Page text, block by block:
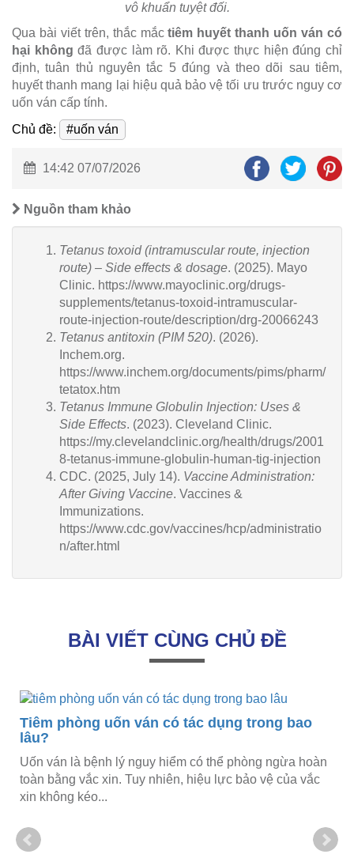
vô khuẩn tuyệt đối.
Qua bài viết trên, thắc mắctiêm huyết thanh uốn ván có
hại không đã được làm rõ. Khi được thực hiện đúng chỉ
định, tuân thủ nguyên tắc 5 đúng và theo dõi sau tiêm,
huyết thanh mang lại hiệu quả bảo vệ tối ưu trước nguy cơ
uốn ván cấp tính.
Chủ đề:
#uốn ván
14:42 07/07/2026
Nguồn tham khảo
Tetanus toxoid (intramuscular route, injection
route) – Side effects & dosage. (2025). Mayo
Clinic. https://www.mayoclinic.org/drugs-
supplements/tetanus-toxoid-intramuscular-
route-injection-route/description/drg-20066243
Tetanus antitoxin (PIM 520). (2026).
Inchem.org.
https://www.inchem.org/documents/pims/pharm/
tetatox.htm
Tetanus Immune Globulin Injection: Uses &
Side Effects. (2023). Cleveland Clinic.
https://my.clevelandclinic.org/health/drugs/2001
8-tetanus-immune-globulin-human-tig-injection
CDC. (2025, July 14). Vaccine Administration:
After Giving Vaccine. Vaccines &
Immunizations.
https://www.cdc.gov/vaccines/hcp/administratio
n/after.html
BÀI VIẾT CÙNG CHỦ ĐỀ
Tiêm phòng uốn ván có tác dụng trong bao
lâu?
Uốn ván là bệnh lý nguy hiểm có thể phòng ngừa hoàn
toàn bằng vắc xin. Tuy nhiên, hiệu lực bảo vệ của vắc
xin không kéo...